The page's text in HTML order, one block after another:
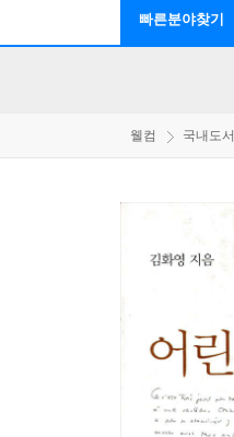
빠른분야찾기
웰컴 국내도서